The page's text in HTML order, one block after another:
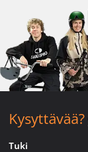
Kysyttävää?
Tuki